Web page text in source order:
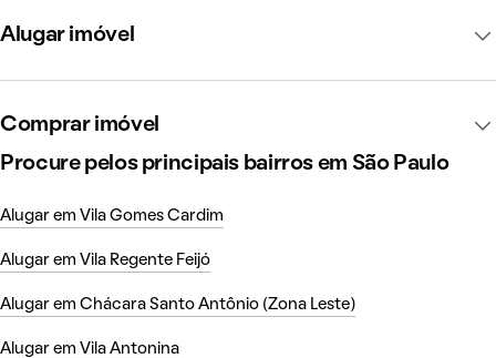
Alugar imóvel
Comprar imóvel
Procure pelos principais bairros em São Paulo
Alugar em Vila Gomes Cardim
Alugar em Vila Regente Feijó
Alugar em Chácara Santo Antônio (Zona Leste)
Alugar em Vila Antonina